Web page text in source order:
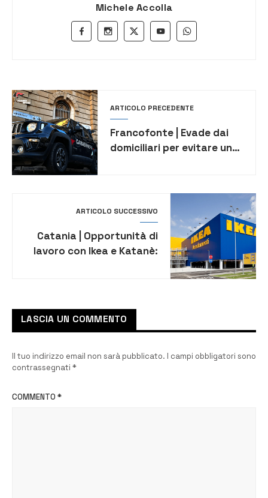
Michele Accolla
ARTICOLO PRECEDENTE
Francofonte | Evade dai
domiciliari per evitare una
ARTICOLO SUCCESSIVO
Catania | Opportunità di
lavoro con Ikea e Katanè:
LASCIA UN COMMENTO
Il tuo indirizzo email non sarà pubblicato. I campi obbligatori sono
contrassegnati *
COMMENTO *